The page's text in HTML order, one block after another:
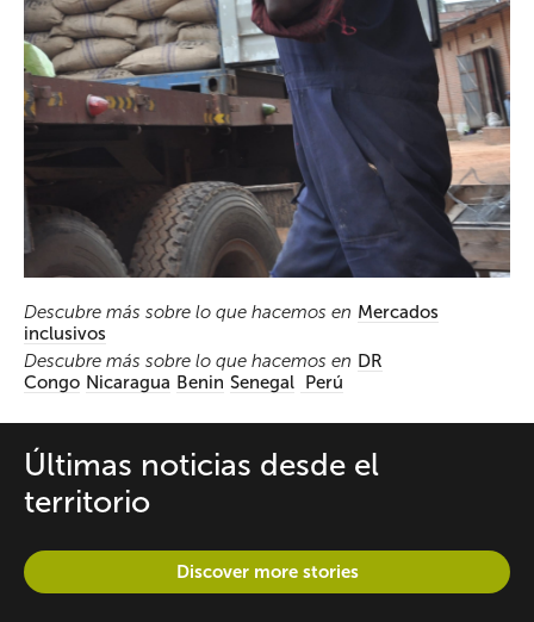
Descubre más sobre lo que hacemos en Mercados
inclusivos
Descubre más sobre lo que hacemos en DR
Congo Nicaragua Benin Senegal Perú
Últimas noticias desde el
territorio
Discover more stories